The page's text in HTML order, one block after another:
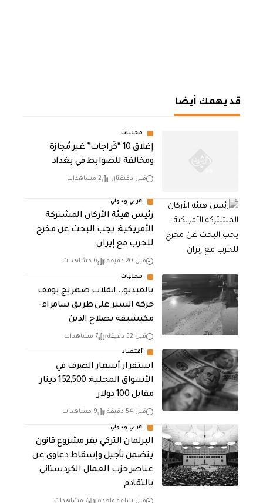
قد يهمك أيضا
محليات
إغلاق 10 “كَراجات” غير مُجازة
ومخالفة للضوابط في بغداد
قبل دقيقتان 2 مشاهدات
عربي ودولي
رئيس هيئة الأركان المشتركة
الأمريكية: يجب البحث عن مخرج
للحرب مع إيران
قبل 20 دقيقة 6 مشاهدات
محليات
بالفيديو.. انقلاب صهريج يوقف
حركة السير على طريق سامراء-
مكيشيفة بصلاح الدين
قبل 32 دقيقة 7 مشاهدات
أقتصاد
استقرار أسعار الصرف في
الأسواق المحلية: 152,500 دينار
مقابل 100 دولار
قبل 54 دقيقة 9 مشاهدات
عربي ودولي
البرلمان التركي يقر مشروع قانون
يتضمن تأجيل وإسقاط دعاوى عن
عناصر حزب العمال الكردستاني
بالتقادم
قبل ساعة واحدة 7 مشاهدات